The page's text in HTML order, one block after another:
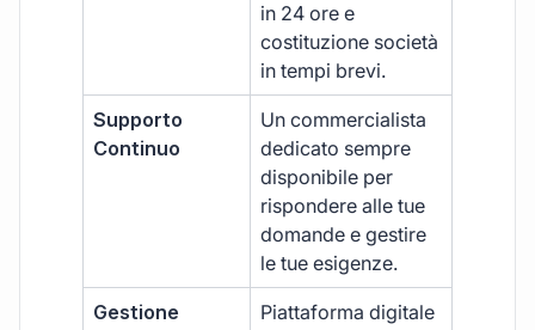
in 24 ore e
costituzione società
in tempi brevi.
Supporto
Continuo
Un commercialista
dedicato sempre
disponibile per
rispondere alle tue
domande e gestire
le tue esigenze.
Gestione
Piattaforma digitale